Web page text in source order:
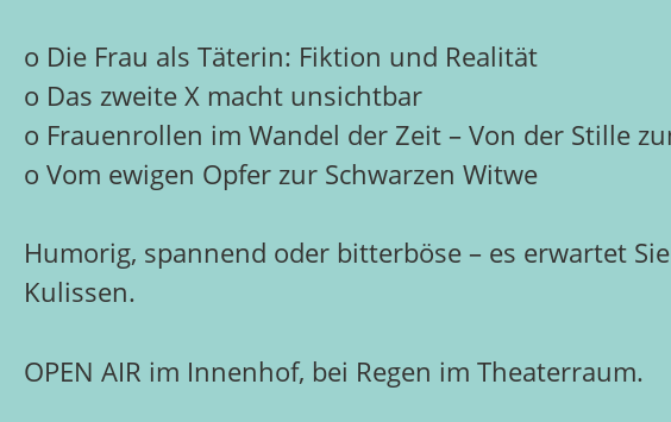
o Die Frau als Täterin: Fiktion und Realität
o Das zweite X macht unsichtbar
o Frauenrollen im Wandel der Zeit – Von der Stille
o Vom ewigen Opfer zur Schwarzen Witwe
Humorig, spannend oder bitterböse – es erwartet
Kulissen.
OPEN AIR im Innenhof, bei Regen im Theaterraum.